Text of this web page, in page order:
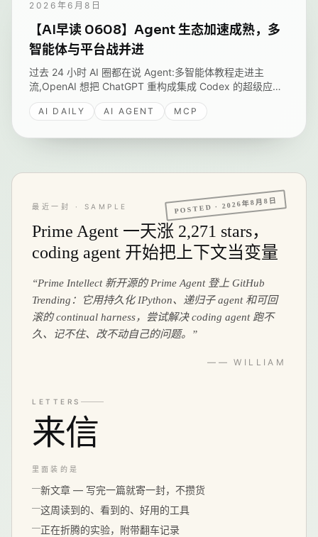
2026年6月8日
【AI早读 0608】Agent 生态加速成熟，多
智能体与平台战并进
过去 24 小时 AI 圈都在说 Agent:多智能体教程走进主
流,OpenAI 想把 ChatGPT 重构成集成 Codex 的超级应
用,DeepSeek 登顶美国增长最快的软件供应商,Notion 因
Anthropic 模型抖动一度全面禁用。
AI DAILY AI AGENT MCP
POSTED ·2026年8月8日
最近一封 · SAMPLE
Prime Agent 一天涨 2,271 stars，
coding agent 开始把上下文当变量
“Prime Intellect 新开源的 Prime Agent 登上 GitHub
Trending：它用持久化 IPython、递归子 agent 和可回
滚的 continual harness，尝试解决 coding agent 跑不
久、记不住、改不动自己的问题。
”
—— WILLIAM
LETTERS
来信
里面装的是
新文章 — 写完一篇就寄一封，不攒货
这周读到的、看到的、好用的工具
正在折腾的实验，附带翻车记录